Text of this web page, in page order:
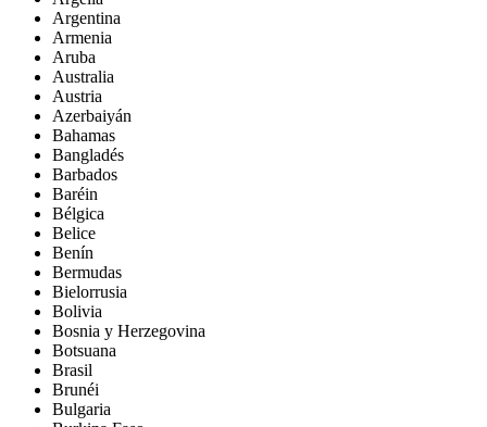
Argentina
Armenia
Aruba
Australia
Austria
Azerbaiyán
Bahamas
Bangladés
Barbados
Baréin
Bélgica
Belice
Benín
Bermudas
Bielorrusia
Bolivia
Bosnia y Herzegovina
Botsuana
Brasil
Brunéi
Bulgaria